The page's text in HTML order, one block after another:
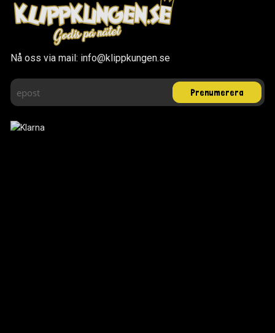
Nå oss via mail: info@klippkungen.se